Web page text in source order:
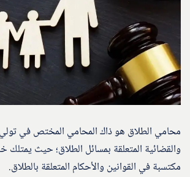
محامي الطلاق هو ذاك المحامي المختص في تولي
والقضائية المتعلقة بمسائل الطلاق؛ حيث يمتلك
مكتسبة في القوانين والأحكام المتعلقة بالطلاق.